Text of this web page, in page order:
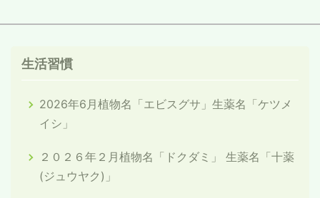
生活習慣
2026年6月植物名「エビスグサ」生薬名「ケツメ
イシ」
２０２６年２月植物名「ドクダミ」 生薬名「十薬
(ジュウヤク)」